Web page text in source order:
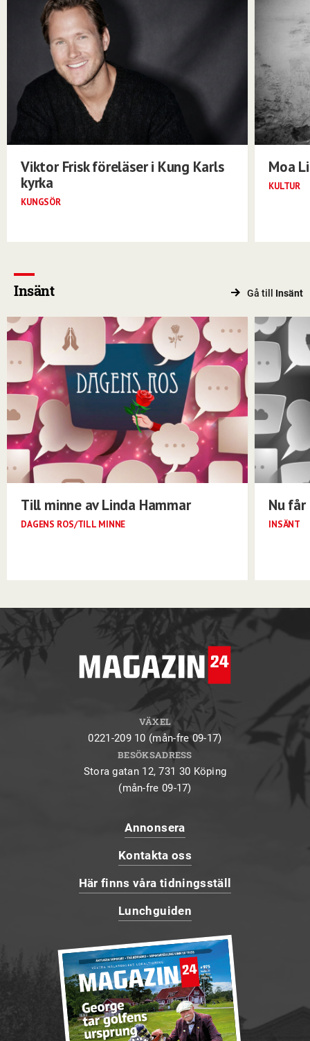
Viktor Frisk föreläser i Kung Karls
kyrka
KUNGSÖR
Moa
KULTUR
Insänt Gå till Insänt
Till minne av Linda Hammar
DAGENS ROS/TILL MINNE
Nu
INSÄNT
VÄXEL
0221-209 10 (mån-fre 09-17)
BESÖKSADRESS
Stora gatan 12, 731 30 Köping
(mån-fre 09-17)
Annonsera
Kontakta oss
Här finns våra tidningsställ
Lunchguiden